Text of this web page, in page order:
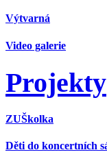
Výtvarná
Video galerie
Projekty
ZUŠkolka
Děti do koncertních